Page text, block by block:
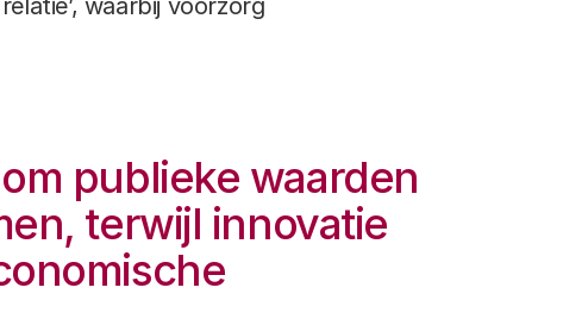
waarbij voorzorg
publieke waarden
terwijl innovatie